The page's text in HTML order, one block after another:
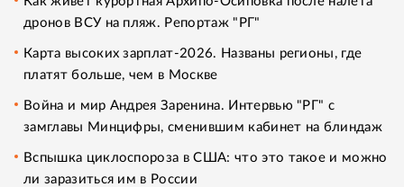
дронов ВСУ на пляж. Репортаж "РГ"
Карта высоких зарплат-2026. Названы регионы, где
платят больше, чем в Москве
Война и мир Андрея Заренина. Интервью "РГ" с
замглавы Минцифры, сменившим кабинет на блиндаж
Вспышка циклоспороза в США: что это такое и можно
ли заразиться им в России